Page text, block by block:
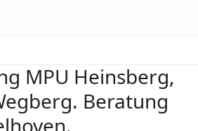
MPU Heinsberg,
Beratung